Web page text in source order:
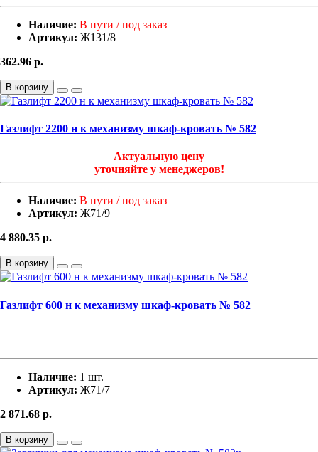
Наличие: В пути / под заказ
Артикул: Ж131/8
362.96 р.
В корзину
Газлифт 2200 н к механизму шкаф-кровать № 582
Актуальную цену
уточняйте у менеджеров!
Наличие: В пути / под заказ
Артикул: Ж71/9
4 880.35 р.
В корзину
Газлифт 600 н к механизму шкаф-кровать № 582
Наличие: 1 шт.
Артикул: Ж71/7
2 871.68 р.
В корзину